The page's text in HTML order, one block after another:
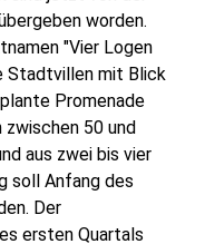
worden.
"Vier Logen
Stadtvillen mit Blick
Promenade
zwischen 50 und
aus zwei bis vier
soll Anfang des
Der
ersten Quartals